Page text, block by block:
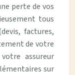
perte de vos
tous
factures,
de votre
assureur
sur